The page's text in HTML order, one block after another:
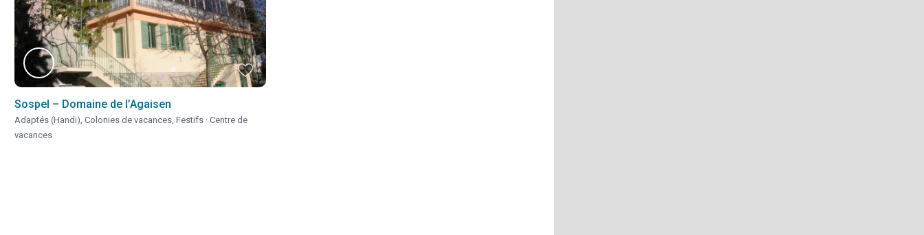
Sospel – Domaine de l’Agaisen
Adaptés (Handi), Colonies de vacances, Festifs · Centre de
vacances